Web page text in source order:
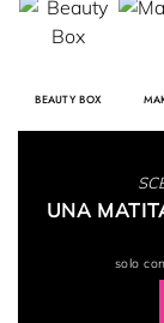
BEAUTY BOX
UNA
solo